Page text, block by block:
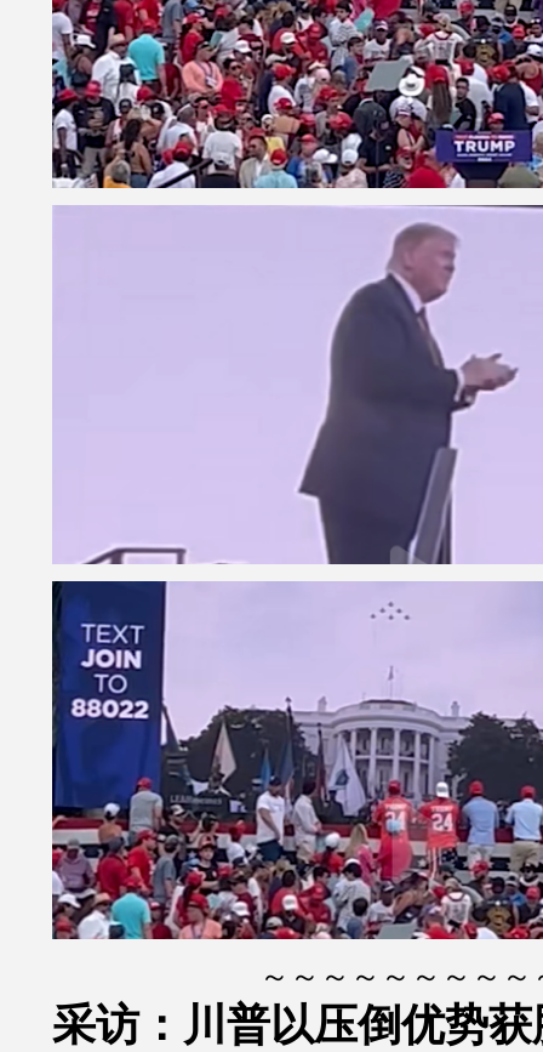
～～～～～～～～～
采访：川普以压倒优势获